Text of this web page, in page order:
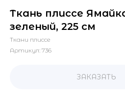
Ткань плиссе
зеленый, 225 см
Ткани плиссе
Артикул: 736
ЗАКАЗАТЬ